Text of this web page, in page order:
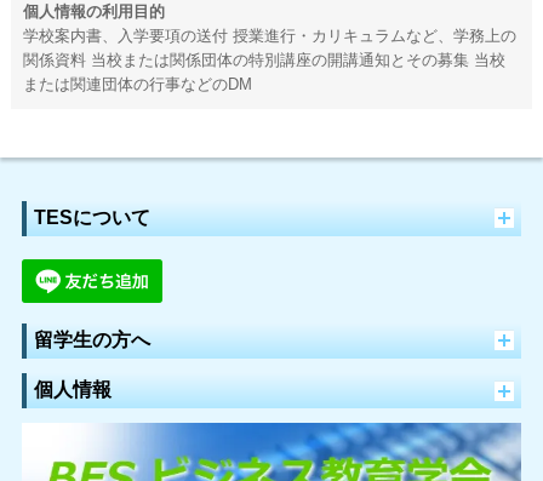
個人情報の利用目的
学校案内書、入学要項の送付 授業進行・カリキュラムなど、学務上の
関係資料 当校または関係団体の特別講座の開講通知とその募集 当校
または関連団体の行事などのDM
TESについて
留学生の方へ
個人情報